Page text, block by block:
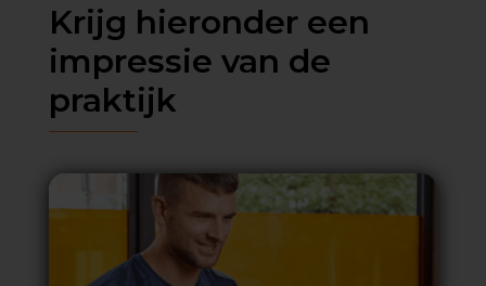
Krijg hieronder een
impressie van de
praktijk